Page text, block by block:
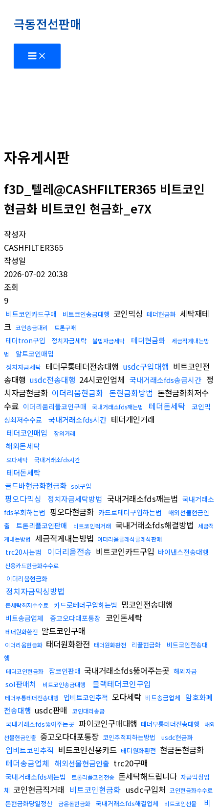
극동전선판매
Main
Menu
자유게시판
f3D_텔레@CASHFILTER365 비트코인
현금화 비트코인 현금화_e7X
작성자
CASHFILTER365
작성일
2026-07-02 20:38
조회
9
비트코인카드구매 비트코인송금대행 코인믹싱 테더현금화 세탁재테
크 코인송금대리 트론구매
테더tron구입 정치자금세탁 불법자금세탁 테더현금화
세금적게내는방
법
알트코인매입
정치자금세탁 테더무통테더전송대행 usdc구입대행 비트코인전
송대행 usdc전송대행 24시코인업체 국내거래소fds송금시간 정
치자금현금화 이더리움현금화 돈현금화방법 돈현금화최저수
수료 이더리움리플코인구매 국내거래소fds깨는법 테더돈세탁
코인믹
싱최저수수료
국내거래소fds시간 테더개인거래
테더코인매입 장외거래
해외돈세탁
오다세탁 국내거래소fds시간
테더돈세탁
골드바현금화현금화 sol구입
핑오다믹싱 정치자금세탁방법 국내거래소fds깨는법 국내거래소
fds우회하는법 핑오다현금화 카드로테더구입하는법
해외선물현금인
출
트론리플코인판매 비트코인퀵거래 국내거래소fds해결방법 세금적
게내는방법
세금적게내는방법 이더리움클레식클레식판매
trc20사는법 이더리움전송 비트코인카드구입 바이낸스전송대행
신용카드현금화수수료
이더리움현금화
정치자금믹싱방법
돈세탁최저수수료 카드로테더구입하는법 밈코인전송대행
비트송금업체 중고오다대포통장 코인돈세탁
테더원화환전 알트코인구매
이더리움현금화 태더원화환전 태더원화환전 리플현금화
비트코인전송대
행
테더코인현금화 잡코인판매 국내거래소fds뚫어주는곳 해외자금
sol판매처 비트코인송금대행 블랙테더코인구입
테더무통테더전송대행 업비트코인추적 오다세탁 비트송금업체
암호화폐
전송대행 usdc판매 코인대리송금
국내거래소fds뚫어주는곳 파이코인구매대행 테더무통테더전송대행
해외
선물현금인출 중고오다대포통장 코인추적피하는방법 usdc현금화
업비트코인추적 비트코인신용카드 태더원화환전 현금돈현금화
테더송금업체
해외선물현금인출 trc20구매
국내거래소fds깨는법 트론리플코인전송 돈세탁해드립니다 자금믹싱업
체 코인현금직거래 비트코인현금화 usdc구입처 코인현금화수수료
돈현금화당일정산 금은돈현금화 국내거래소fds해결업체 비트코인선물
비